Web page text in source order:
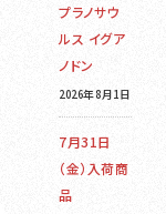
プラノサウ
ルス イグア
ノドン
2026年8月1日
7月31日
（金）入荷商
品